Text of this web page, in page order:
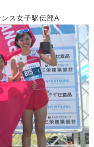
ス女子駅伝部A